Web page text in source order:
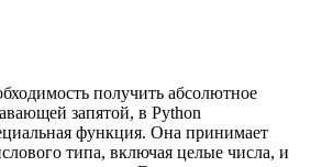
получить абсолютное
запятой, в Python
функция. Она принимает
типа, включая целые числа, и